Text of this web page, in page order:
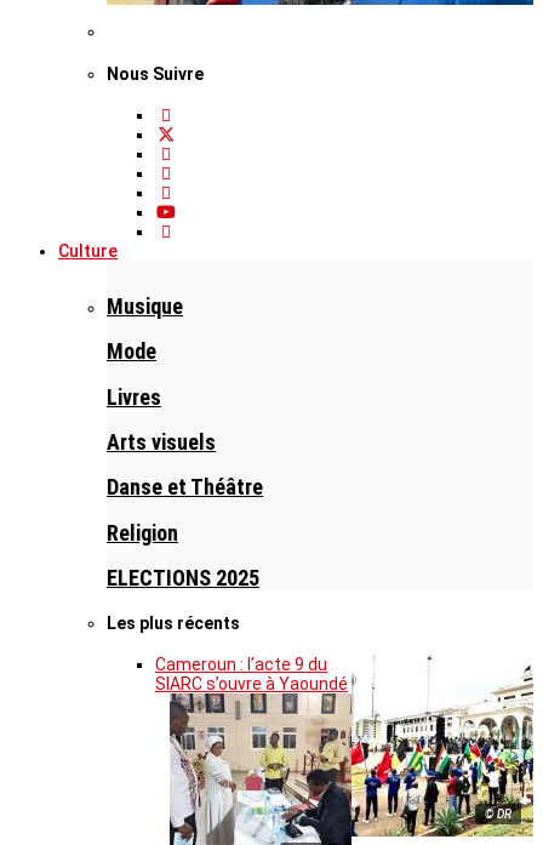
Nous Suivre
Culture
Musique
Mode
Livres
Arts visuels
Danse et Théâtre
Religion
ELECTIONS 2025
Les plus récents
© DR
Cameroun : l’acte 9 du
SIARC s’ouvre à Yaoundé